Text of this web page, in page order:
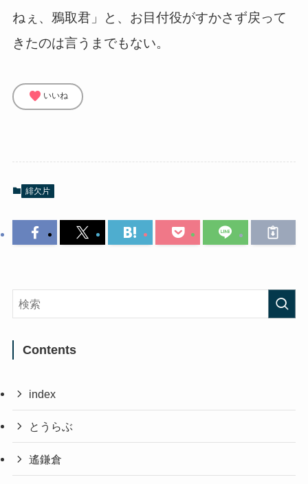
ねぇ、鴉取君」と、お目付役がすかさず戻って
きたのは言うまでもない。
favorite いいね
緋欠片
Contents
index
とうらぶ
遙鎌倉